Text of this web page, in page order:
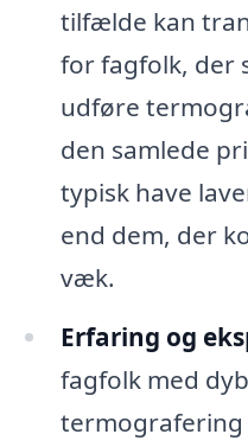
tilfælde kan
for fagfolk, der
udføre
den samlede
typisk have
end dem, der
væk.
Erfaring og
fagfolk med